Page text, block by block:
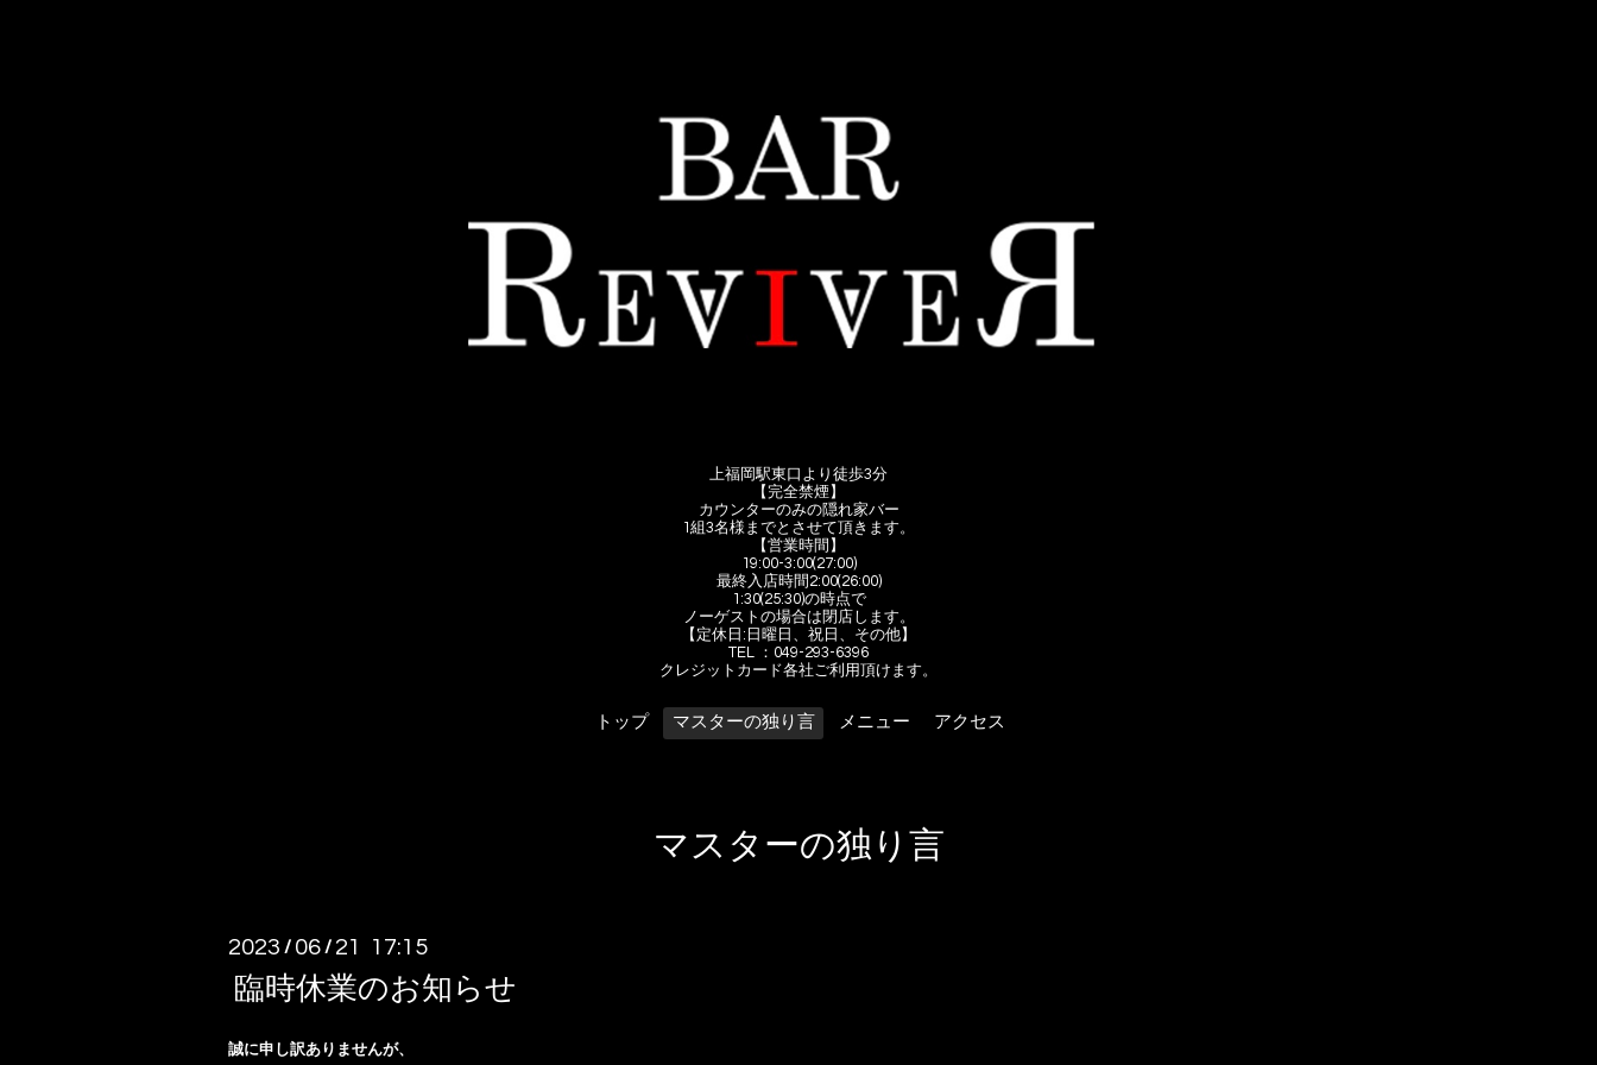
上福岡駅東口より徒歩3分
【完全禁煙】
カウンターのみの隠れ家バー
1組3名様までとさせて頂きます。
【営業時間】
19:00-3:00(27:00)
最終入店時間2:00(26:00)
1:30(25:30)の時点で
ノーゲストの場合は閉店します。
【定休日:日曜日、祝日、その他】
TEL ：049-293-6396
クレジットカード各社ご利用頂けます。
トップ マスターの独り言 メニュー アクセス
マスターの独り言
2023 / 06 / 21 17:15
臨時休業のお知らせ
誠に申し訳ありませんが、